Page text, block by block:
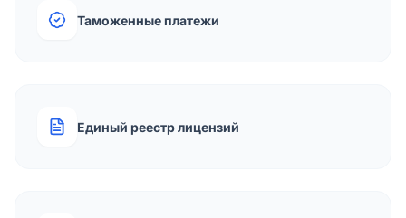
Таможенные платежи
Единый реестр лицензий